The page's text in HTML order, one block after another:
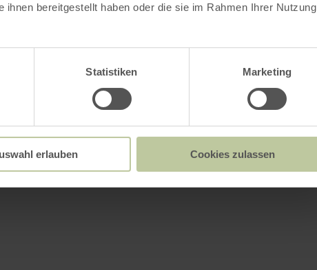
bereitgestellt haben oder die sie im Rahmen Ihrer Nutzung
Statistiken Marketing
erlauben Cookies zulassen